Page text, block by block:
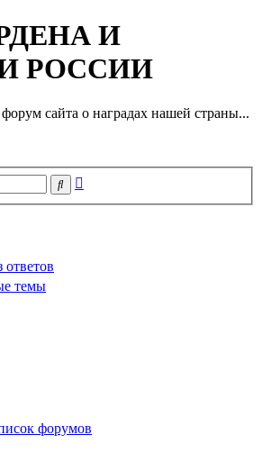
И
РОССИИ
сайта о наградах нашей страны...
Поиск
ответов
темы
форумов